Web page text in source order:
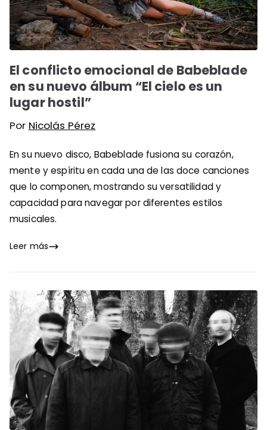
El conflicto emocional de Babeblade
en su nuevo álbum “El cielo es un
lugar hostil”
Por Nicolás Pérez
En su nuevo disco, Babeblade fusiona su corazón,
mente y espíritu en cada una de las doce canciones
que lo componen, mostrando su versatilidad y
capacidad para navegar por diferentes estilos
musicales.
Leer más